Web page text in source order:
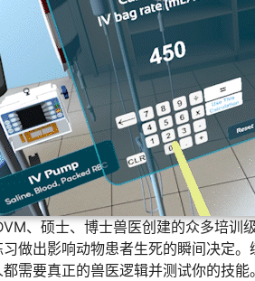
、硕士、博士兽医创建的众多培训
做出影响动物患者生死的瞬间决定
需要真正的兽医逻辑并测试你的技